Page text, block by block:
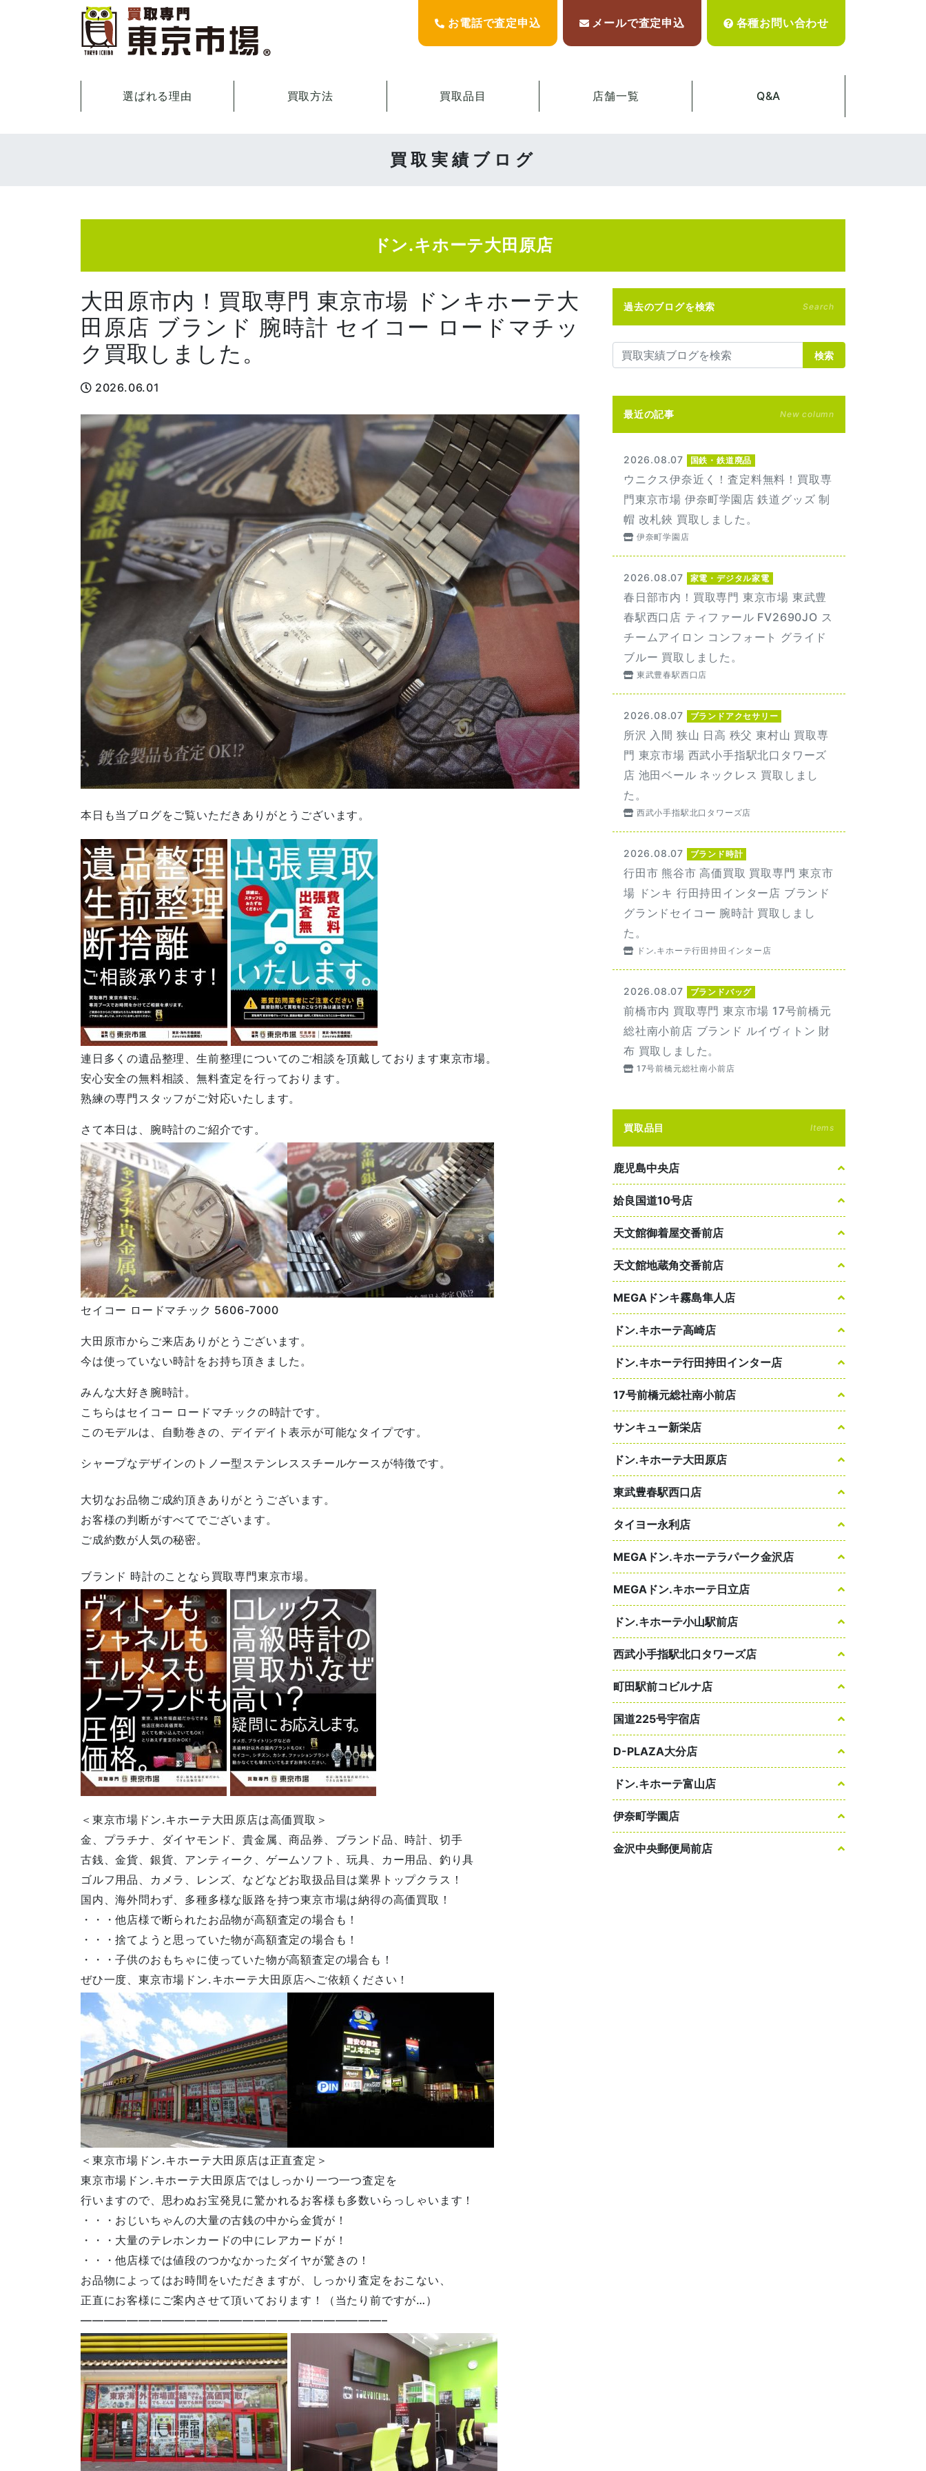
お電話で査定申込 メールで査定申込 各種お問い合わせ
選ばれる理由 買取方法 買取品目 店舗一覧 Q&A
買取実績ブログ
ドン.キホーテ大田原店
大田原市内！買取専門 東京市場 ドンキホーテ大
田原店 ブランド 腕時計 セイコー ロードマチッ
ク買取しました。
2026.06.01
本日も当ブログをご覧いただきありがとうございます。
連日多くの遺品整理、生前整理についてのご相談を頂戴しております東京市場。
安心安全の無料相談、無料査定を行っております。
熟練の専門スタッフがご対応いたします。
さて本日は、腕時計のご紹介です。
セイコー ロードマチック 5606-7000
大田原市からご来店ありがとうございます。
今は使っていない時計をお持ち頂きました。
みんな大好き腕時計。
こちらはセイコー ロードマチックの時計です。
このモデルは、自動巻きの、デイデイト表示が可能なタイプです。
シャープなデザインのトノー型ステンレススチールケースが特徴です。
大切なお品物ご成約頂きありがとうございます。
お客様の判断がすべてでございます。
ご成約数が人気の秘密。
ブランド 時計のことなら買取専門東京市場。
＜東京市場ドン.キホーテ大田原店は高価買取＞
金、プラチナ、ダイヤモンド、貴金属、商品券、ブランド品、時計、切手
古銭、金貨、銀貨、アンティーク、ゲームソフト、玩具、カー用品、釣り具
ゴルフ用品、カメラ、レンズ、などなどお取扱品目は業界トップクラス！
国内、海外問わず、多種多様な販路を持つ東京市場は納得の高価買取！
・・・他店様で断られたお品物が高額査定の場合も！
・・・捨てようと思っていた物が高額査定の場合も！
・・・子供のおもちゃに使っていた物が高額査定の場合も！
ぜひ一度、東京市場ドン.キホーテ大田原店へご依頼ください！
＜東京市場ドン.キホーテ大田原店は正直査定＞
東京市場ドン.キホーテ大田原店ではしっかり一つ一つ査定を
行いますので、思わぬお宝発見に驚かれるお客様も多数いらっしゃいます！
・・・おじいちゃんの大量の古銭の中から金貨が！
・・・大量のテレホンカードの中にレアカードが！
・・・他店様では値段のつかなかったダイヤが驚きの！
お品物によってはお時間をいただきますが、しっかり査定をおこない、
正直にお客様にご案内させて頂いております！（当たり前ですが…）
——————————————————————————–
過去のブログを検索 Search
検索
最近の記事 New column
2026.08.07 国鉄・鉄道廃品
ウニクス伊奈近く！査定料無料！買取専
門東京市場 伊奈町学園店 鉄道グッズ 制
帽 改札鋏 買取しました。
伊奈町学園店
2026.08.07 家電・デジタル家電
春日部市内！買取専門 東京市場 東武豊
春駅西口店 ティファール FV2690JO ス
チームアイロン コンフォート グライド
ブルー 買取しました。
東武豊春駅西口店
2026.08.07 ブランドアクセサリー
所沢 入間 狭山 日高 秩父 東村山 買取専
門 東京市場 西武小手指駅北口タワーズ
店 池田ベール ネックレス 買取しまし
た。
西武小手指駅北口タワーズ店
2026.08.07 ブランド時計
行田市 熊谷市 高価買取 買取専門 東京市
場 ドンキ 行田持田インター店 ブランド
グランドセイコー 腕時計 買取しまし
た。
ドン.キホーテ行田持田インター店
2026.08.07 ブランドバッグ
前橋市内 買取専門 東京市場 17号前橋元
総社南小前店 ブランド ルイヴィトン 財
布 買取しました。
17号前橋元総社南小前店
買取品目 Items
鹿児島中央店
姶良国道10号店
天文館御着屋交番前店
天文館地蔵角交番前店
MEGAドンキ霧島隼人店
ドン.キホーテ高崎店
ドン.キホーテ行田持田インター店
17号前橋元総社南小前店
サンキュー新栄店
ドン.キホーテ大田原店
東武豊春駅西口店
タイヨー永利店
MEGAドン.キホーテラパーク金沢店
MEGAドン.キホーテ日立店
ドン.キホーテ小山駅前店
西武小手指駅北口タワーズ店
町田駅前コビルナ店
国道225号宇宿店
D-PLAZA大分店
ドン.キホーテ富山店
伊奈町学園店
金沢中央郵便局前店